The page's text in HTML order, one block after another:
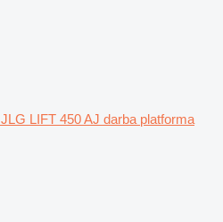
JLG LIFT 450 AJ darba platforma